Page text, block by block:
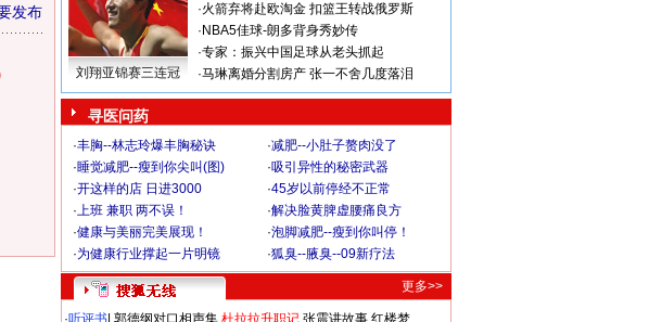
发布
刘翔亚锦赛三连冠
·火箭弃将赴欧淘金 扣篮王转战俄罗斯
· NBA5佳球-朗多背身秀妙传
·专家：振兴中国足球从老头抓起
·马琳离婚分割房产 张一不舍几度落泪
寻医问药
·丰胸--林志玲爆丰胸秘诀 ·减肥--小肚子赘肉没了
·睡觉减肥--瘦到你尖叫(图) ·吸引异性的秘密武器
·开这样的店 日进3000 ·45岁以前停经不正常
·上班 兼职 两不误！ ·解决脸黄脾虚腰痛良方
·健康与美丽完美展现！ ·泡脚减肥--瘦到你叫停！
·为健康行业撑起一片明镜 ·狐臭--腋臭--09新疗法
更多>>
·听评书 郭德纲对口相声集 杜拉拉升职记 张震讲故事 红楼梦